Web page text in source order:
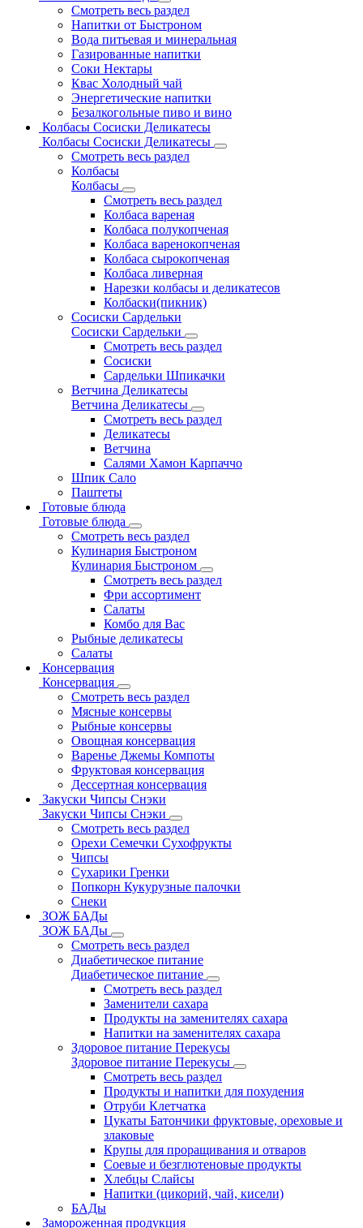
Смотреть весь раздел
Напитки от Быстроном
Вода питьевая и минеральная
Газированные напитки
Соки Нектары
Квас Холодный чай
Энергетические напитки
Безалкогольные пиво и вино
Колбасы Сосиски Деликатесы
Колбасы Сосиски Деликатесы
Смотреть весь раздел
Колбасы
Колбасы
Смотреть весь раздел
Колбаса вареная
Колбаса полукопченая
Колбаса варенокопченая
Колбаса сырокопченая
Колбаса ливерная
Нарезки колбасы и деликатесов
Колбаски(пикник)
Сосиски Сардельки
Сосиски Сардельки
Смотреть весь раздел
Сосиски
Сардельки Шпикачки
Ветчина Деликатесы
Ветчина Деликатесы
Смотреть весь раздел
Деликатесы
Ветчина
Салями Хамон Карпаччо
Шпик Сало
Паштеты
Готовые блюда
Готовые блюда
Смотреть весь раздел
Кулинария Быстроном
Кулинария Быстроном
Смотреть весь раздел
Фри ассортимент
Салаты
Комбо для Вас
Рыбные деликатесы
Салаты
Консервация
Консервация
Смотреть весь раздел
Мясные консервы
Рыбные консервы
Овощная консервация
Варенье Джемы Компоты
Фруктовая консервация
Дессертная консервация
Закуски Чипсы Снэки
Закуски Чипсы Снэки
Смотреть весь раздел
Орехи Семечки Сухофрукты
Чипсы
Сухарики Гренки
Попкорн Кукурузные палочки
Снеки
ЗОЖ БАДы
ЗОЖ БАДы
Смотреть весь раздел
Диабетическое питание
Диабетическое питание
Смотреть весь раздел
Заменители сахара
Продукты на заменителях сахара
Напитки на заменителях сахара
Здоровое питание Перекусы
Здоровое питание Перекусы
Смотреть весь раздел
Продукты и напитки для похудения
Отруби Клетчатка
Цукаты Батончики фруктовые, ореховые и
злаковые
Крупы для проращивания и отваров
Соевые и безглютеновые продукты
Хлебцы Слайсы
Напитки (цикорий, чай, кисели)
БАДы
Замороженная продукция